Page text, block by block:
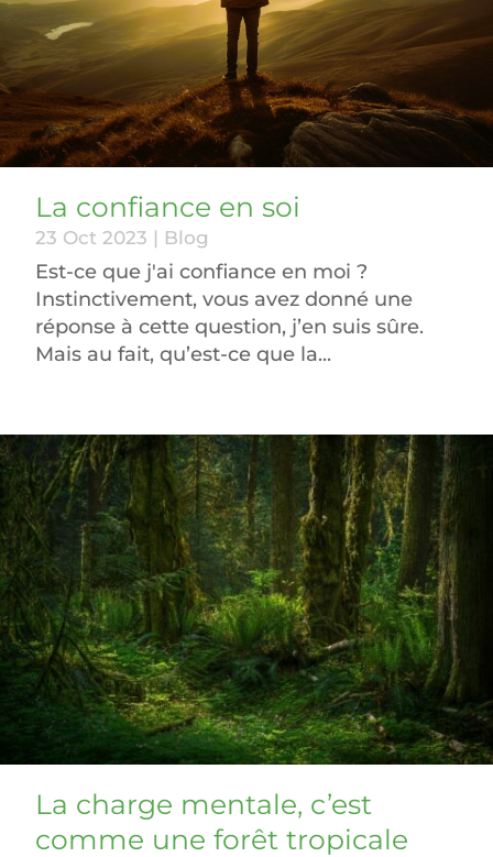
La confiance en soi
23 Oct 2023 | Blog
Est-ce que j'ai confiance en moi ?
Instinctivement, vous avez donné une
réponse à cette question, j’en suis sûre.
Mais au fait, qu’est-ce que la...
La charge mentale, c’est
comme une forêt tropicale